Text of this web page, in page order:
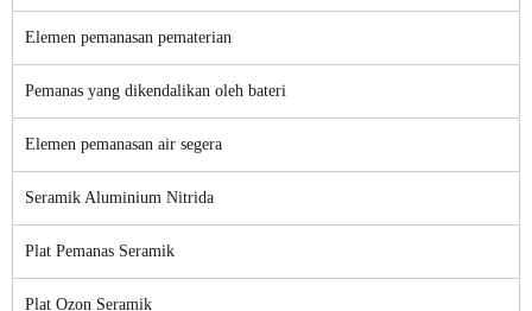
Elemen pemanasan pematerian
Pemanas yang dikendalikan oleh bateri
Elemen pemanasan air segera
Seramik Aluminium Nitrida
Plat Pemanas Seramik
Plat Ozon Seramik